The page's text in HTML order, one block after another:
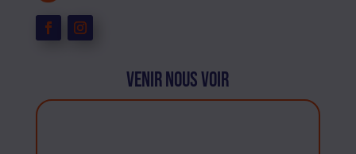
Venir nous voir